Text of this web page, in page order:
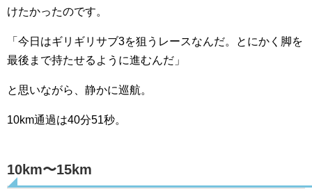
けたかったのです。
「今日はギリギリサブ3を狙うレースなんだ。とにかく脚を
最後まで持たせるように進むんだ」
と思いながら、静かに巡航。
10km通過は40分51秒。
10km〜15km